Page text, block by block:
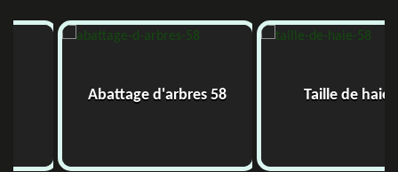
Abattage d'arbres 58 Taille de haie